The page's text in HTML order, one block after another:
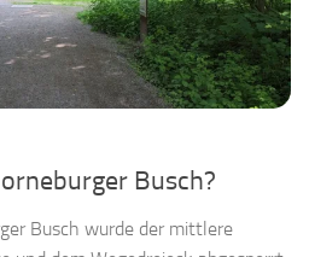
Busch?
Busch wurde der mittlere